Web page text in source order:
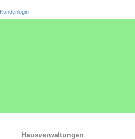
Kundenlogin
Hausverwaltungen